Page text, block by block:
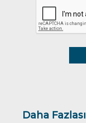
Daha Fazlası